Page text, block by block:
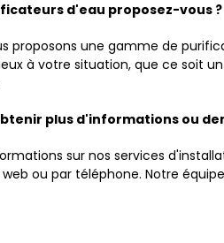
d'eau proposez-vous ?
proposons une gamme de
à votre situation, que ce soit
plus d'informations ou
sur nos services
ou par téléphone. Notre